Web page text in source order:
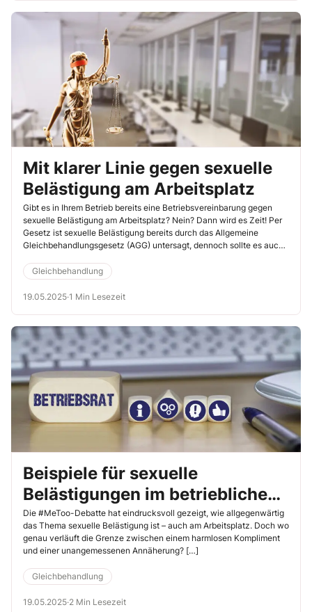
Mit klarer Linie gegen sexuelle
Belästigung am Arbeitsplatz
Gibt es in Ihrem Betrieb bereits eine Betriebsvereinbarung gegen
sexuelle Belästigung am Arbeitsplatz? Nein? Dann wird es Zeit! Per
Gesetz ist sexuelle Belästigung bereits durch das Allgemeine
Gleichbehandlungsgesetz (AGG) untersagt, dennoch sollte es auch
bei Verdacht oder einer Anschuldigung auch allen Kollegen klar ist.
Im Folgenden finden Sie einen Überblick über die rechtlichen
Grundlagen sowie zu Ihren Aufgaben als Interessenvertretung!
Gleichbehandlung
19.05.2025·1 Min Lesezeit
Beispiele für sexuelle
Belästigungen im betrieblichen
Alltag
Die #MeToo-Debatte hat eindrucksvoll gezeigt, wie allgegenwärtig
das Thema sexuelle Belästigung ist – auch am Arbeitsplatz. Doch wo
genau verläuft die Grenze zwischen einem harmlosen Kompliment
und einer unangemessenen Annäherung? […]
Gleichbehandlung
19.05.2025·2 Min Lesezeit